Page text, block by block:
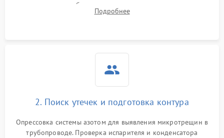
1000 ₽
1800 ₽
сопротивления обмоток мотора, проверка термостата и
считывание кодов ошибок с электронного дисплея.
Подробнее
2. Поиск утечек и подготовка контура
Опрессовка системы азотом для выявления микротрещин в
трубопроводе. Проверка испарителя и конденсатора